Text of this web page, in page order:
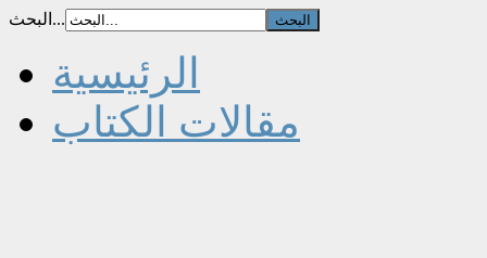
البحث...
الرئيسية
مقالات الكتاب